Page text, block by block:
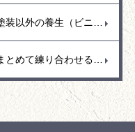
普段は雨の予想が出ている場合は塗装以外の養生（ビニール貼り）や清掃や下地処理など雨がいつ降っても大丈夫のように体制を整えてます。
屋根塗装の場合はある程度材料をまとめて練り合わせる（2液型塗料）ので、材料の効果反応を少しでも抑えるために材料は日陰に置くなど保管場所も考えて作業しています。